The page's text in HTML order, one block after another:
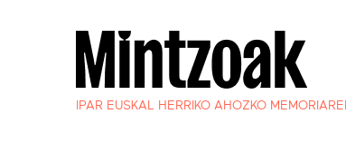
IPAR EUSKAL HERRIKO AHOZKO